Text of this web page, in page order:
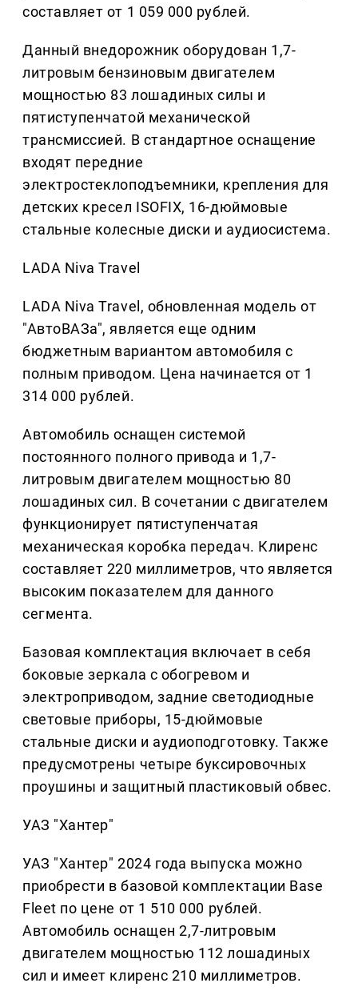
составляет от 1 059 000 рублей.
Данный внедорожник оборудован 1,7-
литровым бензиновым двигателем
мощностью 83 лошадиных силы и
пятиступенчатой механической
трансмиссией. В стандартное оснащение
входят передние
электростеклоподъемники, крепления для
детских кресел ISOFIX, 16-дюймовые
стальные колесные диски и аудиосистема.
LADA Niva Travel
LADA Niva Travel, обновленная модель от
"АвтоВАЗа", является еще одним
бюджетным вариантом автомобиля с
полным приводом. Цена начинается от 1
314 000 рублей.
Автомобиль оснащен системой
постоянного полного привода и 1,7-
литровым двигателем мощностью 80
лошадиных сил. В сочетании с двигателем
функционирует пятиступенчатая
механическая коробка передач. Клиренс
составляет 220 миллиметров, что является
высоким показателем для данного
сегмента.
Базовая комплектация включает в себя
боковые зеркала с обогревом и
электроприводом, задние светодиодные
световые приборы, 15-дюймовые
стальные диски и аудиоподготовку. Также
предусмотрены четыре буксировочных
проушины и защитный пластиковый обвес.
УАЗ "Хантер"
УАЗ "Хантер" 2024 года выпуска можно
приобрести в базовой комплектации Base
Fleet по цене от 1 510 000 рублей.
Автомобиль оснащен 2,7-литровым
двигателем мощностью 112 лошадиных
сил и имеет клиренс 210 миллиметров.